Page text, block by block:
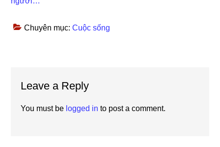
Chuyên mục:Cuộc sống
Interactions
Leave a Reply
You must be logged in to post a comment.